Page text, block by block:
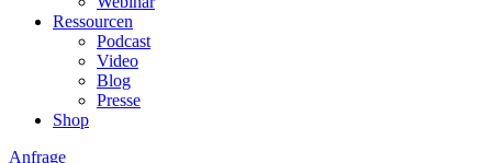
Ressourcen
Podcast
Video
Blog
Presse
Shop
Anfrage